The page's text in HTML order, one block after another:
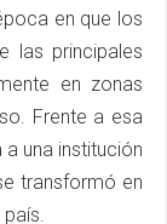
en que los
las principales
en zonas
Frente a esa
una institución
transformó en